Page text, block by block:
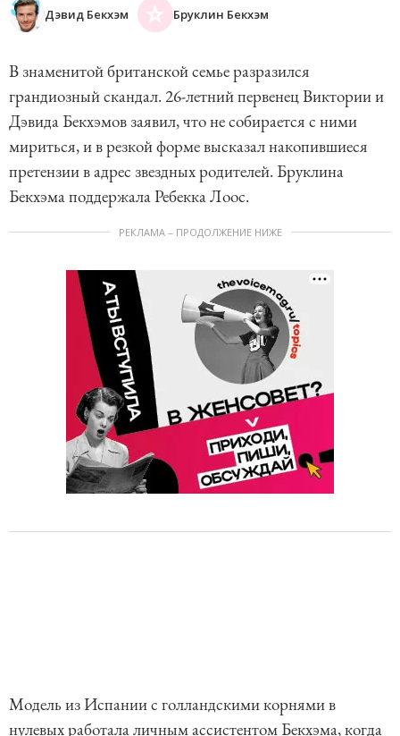
Дэвид Бекхэм Бруклин Бекхэм
В знаменитой британской семье разразился
грандиозный скандал. 26-летний первенец Виктории и
Дэвида Бекхэмов заявил, что не собирается с ними
мириться, и в резкой форме высказал накопившиеся
претензии в адрес звездных родителей. Бруклина
Бекхэма поддержала Ребекка Лоос.
РЕКЛАМА – ПРОДОЛЖЕНИЕ НИЖЕ
Модель из Испании с голландскими корнями в
нулевых работала личным ассистентом Бекхэма, когда